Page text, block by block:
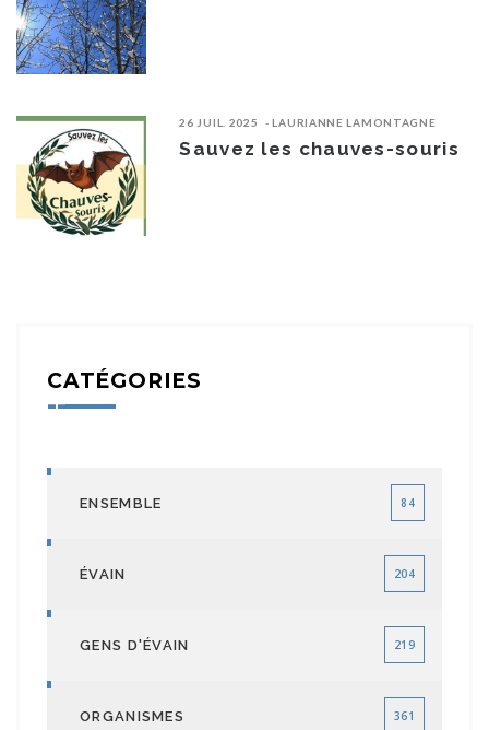
26 JUIL. 2025 LAURIANNE LAMONTAGNE
Sauvez les chauves-souris
CATÉGORIES
ENSEMBLE 84
ÉVAIN 204
GENS D'ÉVAIN 219
ORGANISMES 361